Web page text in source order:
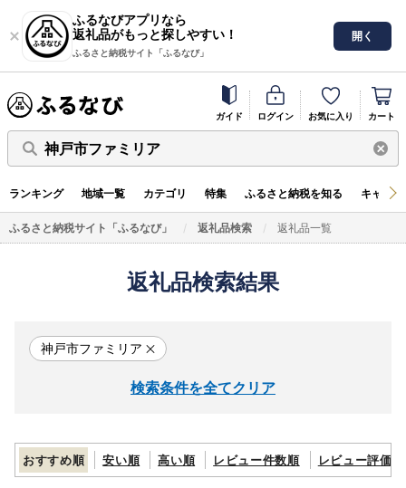
ふるなびアプリなら
返礼品がもっと探しやすい！
ふるさと納税サイト「ふるなび」
開く
ガイド ログイン お気に入り カート
神戸市ファミリア
ランキング 地域一覧 カテゴリ 特集 ふるさと納税を知る キャン
ふるさと納税サイト「ふるなび」 返礼品検索 返礼品一覧
返礼品検索結果
神戸市ファミリア
検索条件を全てクリア
おすすめ順 安い順 高い順 レビュー件数順 レビュー評価順